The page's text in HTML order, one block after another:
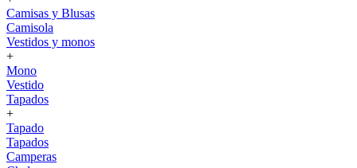
Camisas y Blusas
Camisola
Vestidos y monos
+
Mono
Vestido
Tapados
+
Tapado
Tapados
Camperas